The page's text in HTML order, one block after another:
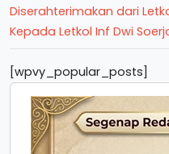
Diserahterimakan dari
Kepada Letkol Inf Dwi
[wpvy_popular_posts]